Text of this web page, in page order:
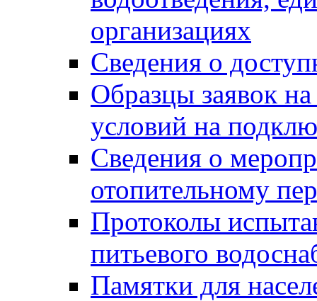
организациях
Сведения о
Образцы заявок
условий на
Сведения о
отопительному
Протоколы
питьевого
Памятки для